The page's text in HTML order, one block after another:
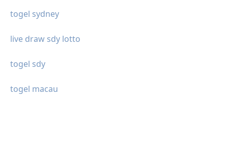
togel sydney
live draw sdy lotto
togel sdy
togel macau